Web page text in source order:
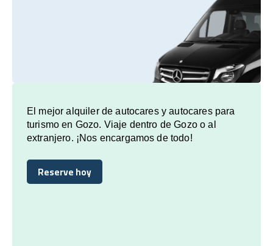
El mejor alquiler de autocares y autocares para
turismo en Gozo. Viaje dentro de Gozo o al
extranjero. ¡Nos encargamos de todo!
Reserve hoy
Reserve hoy